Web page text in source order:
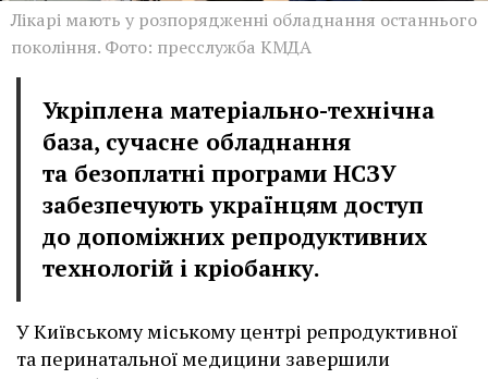
Лікарі мають у розпорядженні обладнання останнього
покоління. Фото: пресслужба КМДА
Укріплена матеріально-технічна
база, сучасне обладнання
та безоплатні програми НСЗУ
забезпечують українцям доступ
до допоміжних репродуктивних
технологій і кріобанку.
У Київському міському центрі репродуктивної
та перинатальної медицини завершили